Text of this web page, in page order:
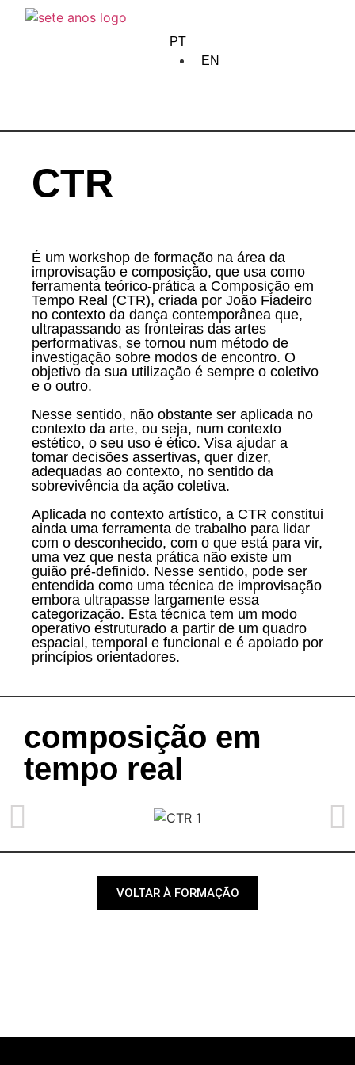
PT
EN
sobre nós
encontros
circulação
calendário
apoios
imprensa
contacto
CTR
É um workshop de formação na área da
improvisação e composição, que usa como
ferramenta teórico-prática a Composição em
Tempo Real (CTR), criada por João Fiadeiro
no contexto da dança contemporânea que,
ultrapassando as fronteiras das artes
performativas, se tornou num método de
investigação sobre modos de encontro. O
objetivo da sua utilização é sempre o coletivo
e o outro.
Nesse sentido, não obstante ser aplicada no
contexto da arte, ou seja, num contexto
estético, o seu uso é ético. Visa ajudar a
tomar decisões assertivas, quer dizer,
adequadas ao contexto, no sentido da
sobrevivência da ação coletiva.
Aplicada no contexto artístico, a CTR constitui
ainda uma ferramenta de trabalho para lidar
com o desconhecido, com o que está para vir,
uma vez que nesta prática não existe um
guião pré-definido. Nesse sentido, pode ser
entendida como uma técnica de improvisação
embora ultrapasse largamente essa
categorização. Esta técnica tem um modo
operativo estruturado a partir de um quadro
espacial, temporal e funcional e é apoiado por
princípios orientadores.
composição em
tempo real
VOLTAR À FORMAÇÃO